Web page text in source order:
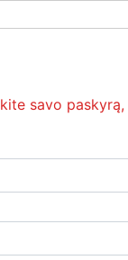
savo paskyrą,